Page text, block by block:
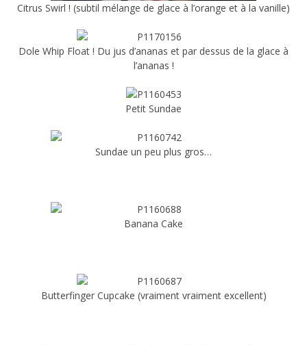
Citrus Swirl ! (subtil mélange de glace à l’orange et à la vanille)
Dole Whip Float ! Du jus d’ananas et par dessus de la glace à
l’ananas !
Petit Sundae
Sundae un peu plus gros…
Banana Cake
Butterfinger Cupcake (vraiment vraiment excellent)